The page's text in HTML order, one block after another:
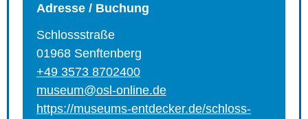
Adresse / Buchung
Schlossstraße
01968 Senftenberg
+49 3573 8702400
museum@osl-online.de
https://museums-entdecker.de/schloss-